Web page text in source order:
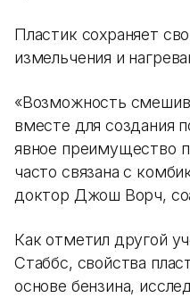
Пластик сохраняет
измельчения и
«Возможность
вместе для создания
явное преимущество
часто связана с
доктор Джош Ворч,
Как отметил другой
Стаббс, свойства
основе бензина,